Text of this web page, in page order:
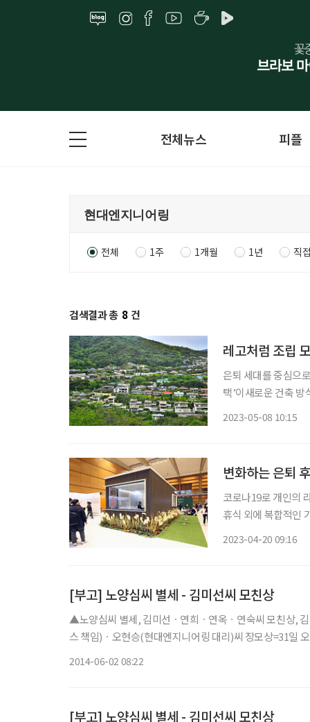
전체뉴스 피플
전체 1주 1개월 1년 직
검색결과 총 8 건
레고처럼 조립
은퇴 세대를 중심으
택’이새로운 건축 방식 중 하나로 주목
2023-05-08 10:15
변화하는 은퇴
코로나19로 개인의
휴식 외에 복합적인 기능
2023-04-20 09:16
[부고] 노양심씨 별세 - 김미선씨 모친상
▲노양심씨 별세, 김미선ㆍ연희ㆍ연옥ㆍ연숙씨 모친상,
스 책임)ㆍ오현승(현대엔지니어링 대리)씨 장모상=31일
2014-06-02 08:22
[부고] 노양심씨 별세 - 김미선씨 모친상